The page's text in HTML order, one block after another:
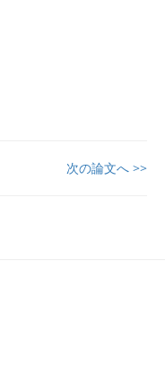
次の論文へ >>